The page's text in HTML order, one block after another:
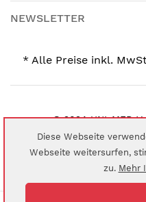
NEWSLETTER
* Alle Preise inkl.
© 2024 UNI-MED
Diese Webseite
Webseite weitersurfen,
zu. Mehr